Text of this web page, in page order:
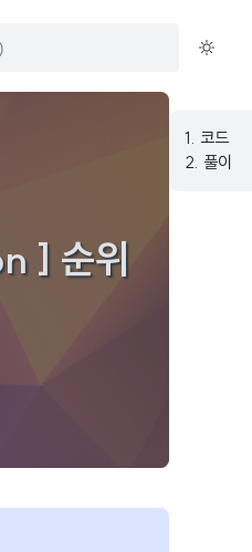
] 순위
1. 코드
2. 풀이